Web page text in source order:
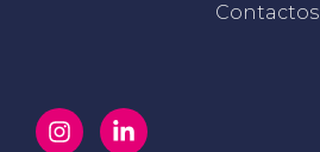
Contactos